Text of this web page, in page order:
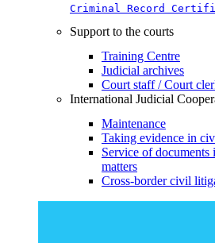
Criminal Record
Support to the courts
Training Centre
Judicial archives
Court staff / Court
International Judicial
Maintenance
Taking evidence in
Service of
matters​​
Cross-border civil